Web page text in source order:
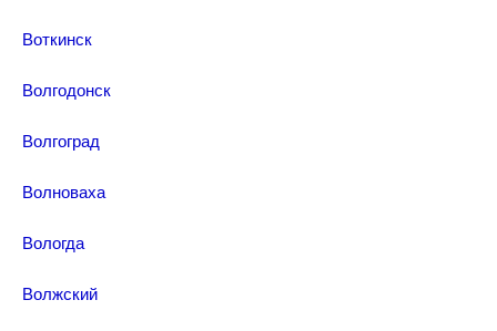
Воткинск
Волгодонск
Волгоград
Волноваха
Вологда
Волжский